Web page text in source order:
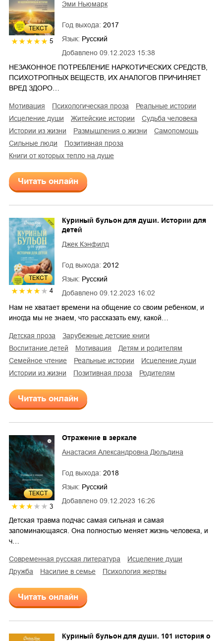
ТЕКСТ
5
Добавлено 09.12.2023 15:38
Эми Ньюмарк
Год выхода: 2017
Язык: Русский
НЕЗАКОННОЕ ПОТРЕБЛЕНИЕ НАРКОТИЧЕСКИХ СРЕДСТВ,
ПСИХОТРОПНЫХ ВЕЩЕСТВ, ИХ АНАЛОГОВ ПРИЧИНЯЕТ
ВРЕД ЗДОРО…
мотивация психологическая проза
реальные истории
исцеление души
житейские истории
судьба человека
истории из жизни
размышления о жизни
самопомощь
сильные люди
позитивная проза
Книги от которых тепло на душе
Читать онлайн
ТЕКСТ
4 Добавлено 09.12.2023 16:02
Куриный бульон для души. Истории для
детей
Джек Кэнфилд
Год выхода: 2012
Язык: Русский
Нам не хватает времени на общение со своим ребенком, и
иногда мы не знаем, что рассказать ему, какой…
детская проза
зарубежные детские книги
воспитание детей
мотивация
детям и родителям
семейное чтение
реальные истории
исцеление души
истории из жизни
позитивная проза родителям
Читать онлайн
ТЕКСТ
3
Добавлено 09.12.2023 16:26
Отражение в зеркале
Анастасия Александровна Дюльдина
Год выхода: 2018
Язык: Русский
Детская травма подчас самая сильная и самая
запоминающаяся. Она полностью меняет жизнь человека, и
ч…
современная русская литература
исцеление души
дружба
насилие в семье психология жертвы
Читать онлайн
Куриный бульон для души. 101 история о